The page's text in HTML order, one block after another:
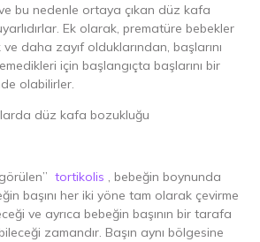
bu nedenle ortaya çıkan düz kafa
Ek olarak, prematüre bebekler
daha zayıf olduklarından, başlarını
için başlangıçta başlarını bir
olabilirler.
tortikolis , bebeğin boynunda
başını her iki yöne tam olarak çevirme
ve ayrıca bebeğin başının bir tarafa
zamandır. Başın aynı bölgesine